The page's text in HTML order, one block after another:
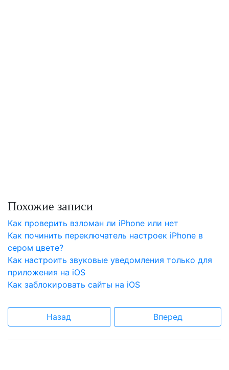
Похожие записи
Как проверить взломан ли iPhone или нет
Как починить переключатель настроек iPhone в
сером цвете?
Как настроить звуковые уведомления только для
приложения на iOS
Как заблокировать сайты на iOS
Назад Вперед